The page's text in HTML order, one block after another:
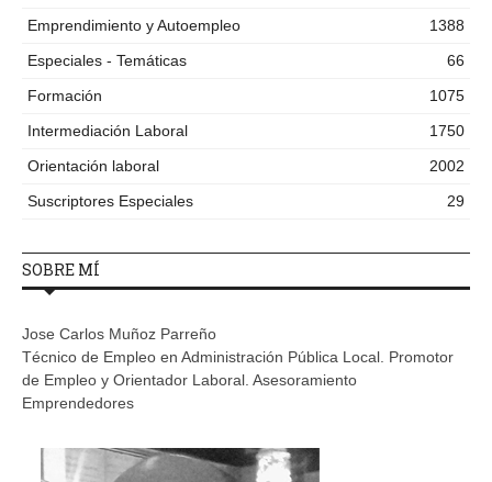
Emprendimiento y Autoempleo
1388
Especiales - Temáticas
66
Formación
1075
Intermediación Laboral
1750
Orientación laboral
2002
Suscriptores Especiales
29
SOBRE MÍ
Jose Carlos Muñoz Parreño
Técnico de Empleo en Administración Pública Local. Promotor
de Empleo y Orientador Laboral. Asesoramiento
Emprendedores